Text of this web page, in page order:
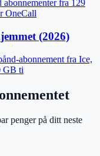
fra 129
OneCall
(2026)
abonnement fra Ice,
GB ti
penger på ditt neste